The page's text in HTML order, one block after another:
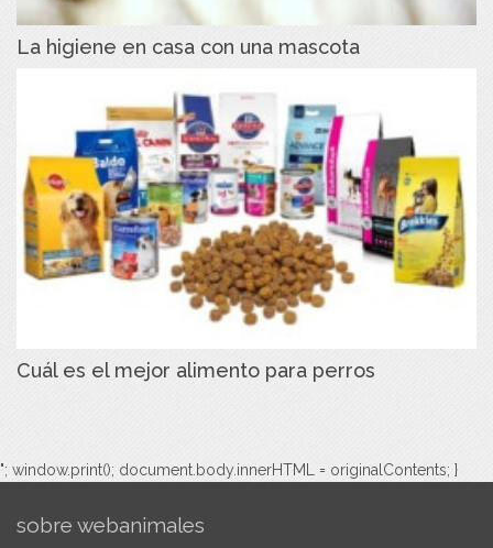
La higiene en casa con una mascota
Cuál es el mejor alimento para perros
"; window.print(); document.body.innerHTML = originalContents; }
sobre webanimales